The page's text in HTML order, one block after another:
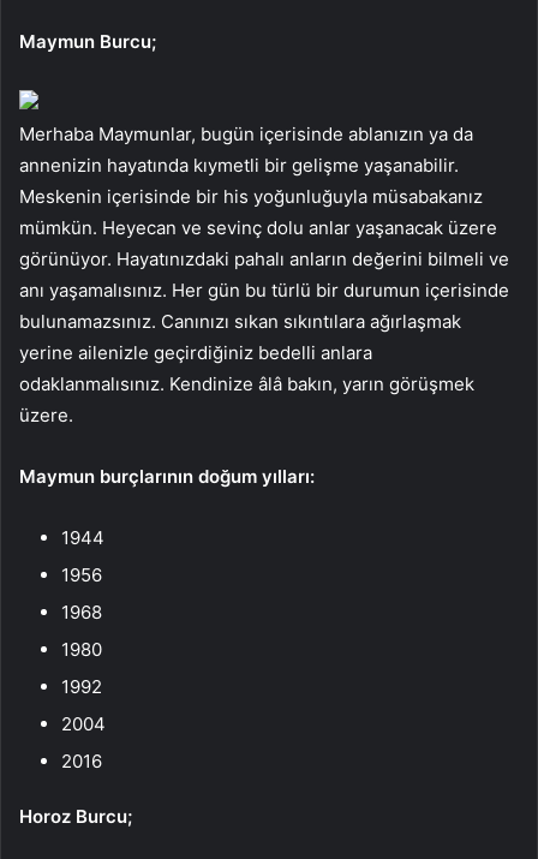
Maymun Burcu;
Merhaba Maymunlar, bugün içerisinde ablanızın ya da
annenizin hayatında kıymetli bir gelişme yaşanabilir.
Meskenin içerisinde bir his yoğunluğuyla müsabakanız
mümkün. Heyecan ve sevinç dolu anlar yaşanacak üzere
görünüyor. Hayatınızdaki pahalı anların değerini bilmeli ve
anı yaşamalısınız. Her gün bu türlü bir durumun içerisinde
bulunamazsınız. Canınızı sıkan sıkıntılara ağırlaşmak
yerine ailenizle geçirdiğiniz bedelli anlara
odaklanmalısınız. Kendinize âlâ bakın, yarın görüşmek
üzere.
Maymun burçlarının doğum yılları:
1944
1956
1968
1980
1992
2004
2016
Horoz Burcu;